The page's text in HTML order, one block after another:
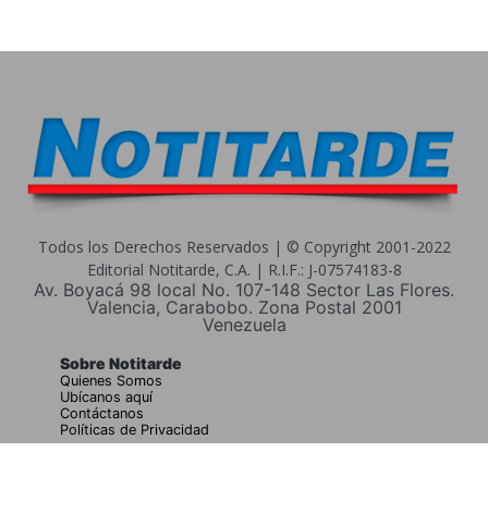
Todos los Derechos Reservados | © Copyright 2001-2022
Editorial Notitarde, C.A. | R.I.F.: J-07574183-8
Av. Boyacá 98 local No. 107-148 Sector Las Flores.
Valencia, Carabobo. Zona Postal 2001
Venezuela
Sobre Notitarde
Quienes Somos
Ubícanos aquí
Contáctanos
Políticas de Privacidad